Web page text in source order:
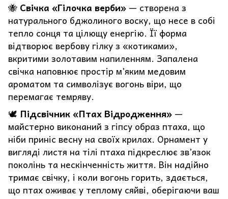
🐝 Свічка «Гілочка верби» — створена з
натурального бджолиного воску, що несе в собі
тепло сонця та цілющу енергію. Її форма
відтворює вербову гілку з «котиками»,
вкритими золотавим напиленням. Запалена
свічка наповнює простір м’яким медовим
ароматом та символізує вогонь віри, що
перемагає темряву.
🕊️ Підсвічник «Птах Відродження» —
майстерно виконаний з гіпсу образ птаха, що
ніби приніс весну на своїх крилах. Орнамент у
вигляді листя на тілі птаха підкреслює зв’язок
поколінь та нескінченність життя. Він надійно
тримає свічку, і коли вогонь горить, здається,
що птах оживає у теплому сяйві, оберігаючи ваш